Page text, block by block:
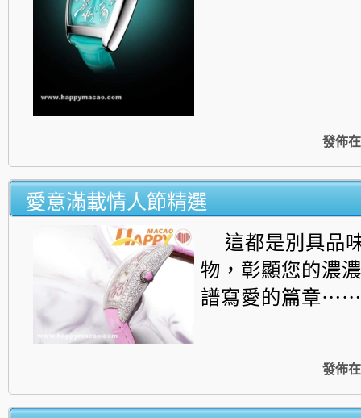
發佈在
愛意滿載情人節精選
這都是別具品
物，彰顯您的濃
譜寫愛的篇章⋯⋯
發佈在